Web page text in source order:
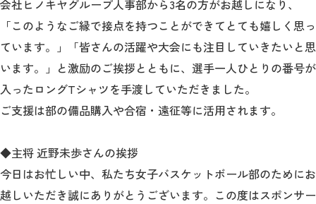
研究
学生生活
留学・国際交流
キャリア
生涯学習・社会連携
会社ヒノキヤグループ人事部から3名の方がお越しになり、
「このようなご縁で接点を持つことができてとても嬉しく思っ
ています。」「皆さんの活躍や大会にも注目していきたいと思
います。」と激励のご挨拶とともに、選手一人ひとりの番号が
入ったロングTシャツを手渡していただきました。
ご支援は部の備品購入や合宿・遠征等に活用されます。
◆主将 近野未歩さんの挨拶
今日はお忙しい中、私たち女子バスケットボール部のためにお
越しいただき誠にありがとうございます。この度はスポンサー